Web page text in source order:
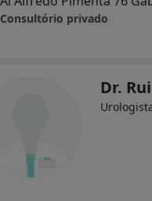
Consultório privado
Dr.